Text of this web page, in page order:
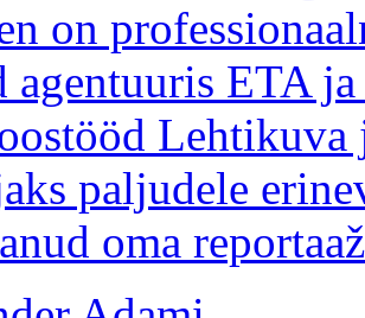
on
agentuuris ETA
paljudele
oma